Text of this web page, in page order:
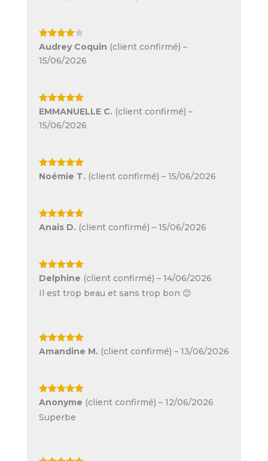
Note4
Audrey Coquin (client confirmé) –
15/06/2026
Note5sur
EMMANUELLE C. (client confirmé) –
15/06/2026
Note5sur
Noémie T. (client confirmé) – 15/06/2026
Note5sur
Anais D. (client confirmé) – 15/06/2026
Note5sur
Delphine (client confirmé) – 14/06/2026
Il est trop beau et sans trop bon 😊
Note5sur
Amandine M. (client confirmé) – 13/06/2026
Note5sur
Anonyme (client confirmé) – 12/06/2026
Superbe